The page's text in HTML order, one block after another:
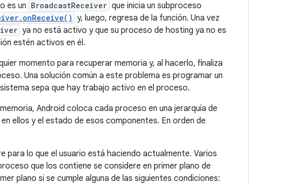
es un BroadcastReceiver que inicia un subproceso
y, luego, regresa de la función. Una vez
ya no está activo y que su proceso de hosting ya no es
estén activos en él.
momento para recuperar memoria y, al hacerlo, finaliza
Una solución común a este problema es programar un
sepa que hay trabajo activo en el proceso.
Android coloca cada proceso en una jerarquía de
ellos y el estado de esos componentes. En orden de
para lo que el usuario está haciendo actualmente. Varios
que los contiene se considere en primer plano de
plano si se cumple alguna de las siguientes condiciones: